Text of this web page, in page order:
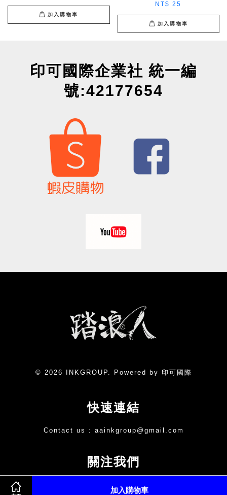
加入購物車
加入購物車
NT$ 25
加入購物車
印可國際企業社 統一編
號:42177654
© 2026 INKGROUP. Powered by 印可國際
快速連結
Contact us : aainkgroup@gmail.com
關注我們